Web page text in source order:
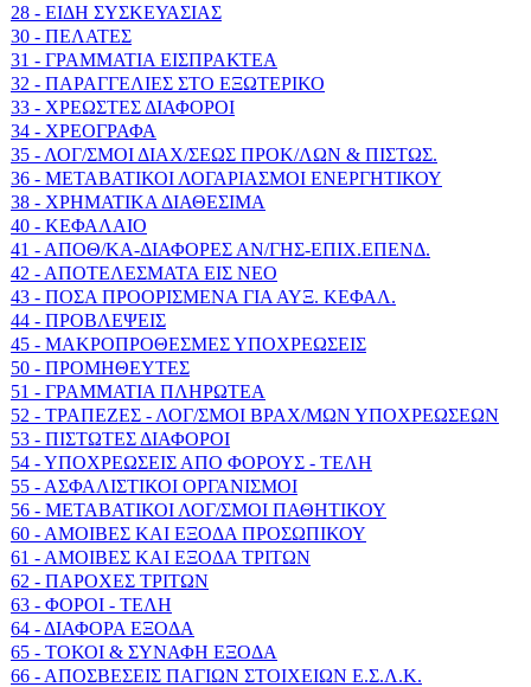
28 - ΕΙΔΗ ΣΥΣΚΕΥΑΣΙΑΣ
30 - ΠΕΛΑΤΕΣ
31 - ΓΡΑΜΜΑΤΙΑ ΕΙΣΠΡΑΚΤΕΑ
32 - ΠΑΡΑΓΓΕΛΙΕΣ ΣΤΟ ΕΞΩΤΕΡΙΚΟ
33 - ΧΡΕΩΣΤΕΣ ΔΙΑΦΟΡΟΙ
34 - ΧΡΕΟΓΡΑΦΑ
35 - ΛΟΓ/ΣΜΟΙ ΔΙΑΧ/ΣΕΩΣ ΠΡΟΚ/ΛΩΝ & ΠΙΣΤΩΣ.
36 - ΜΕΤΑΒΑΤΙΚΟΙ ΛΟΓΑΡΙΑΣΜΟΙ ΕΝΕΡΓΗΤΙΚΟΥ
38 - ΧΡΗΜΑΤΙΚΑ ΔΙΑΘΕΣΙΜΑ
40 - ΚΕΦΑΛΑΙΟ
41 - ΑΠΟΘ/ΚΑ-ΔΙΑΦΟΡΕΣ ΑΝ/ΓΗΣ-ΕΠΙΧ.ΕΠΕΝΔ.
42 - ΑΠΟΤΕΛΕΣΜΑΤΑ ΕΙΣ ΝΕΟ
43 - ΠΟΣΑ ΠΡΟΟΡΙΣΜΕΝΑ ΓΙΑ ΑΥΞ. ΚΕΦΑΛ.
44 - ΠΡΟΒΛΕΨΕΙΣ
45 - ΜΑΚΡΟΠΡΟΘΕΣΜΕΣ ΥΠΟΧΡΕΩΣΕΙΣ
50 - ΠΡΟΜΗΘΕΥΤΕΣ
51 - ΓΡΑΜΜΑΤΙΑ ΠΛΗΡΩΤΕΑ
52 - ΤΡΑΠΕΖΕΣ - ΛΟΓ/ΣΜΟΙ ΒΡΑΧ/ΜΩΝ ΥΠΟΧΡΕΩΣΕΩΝ
53 - ΠΙΣΤΩΤΕΣ ΔΙΑΦΟΡΟΙ
54 - ΥΠΟΧΡΕΩΣΕΙΣ ΑΠΟ ΦΟΡΟΥΣ - ΤΕΛΗ
55 - ΑΣΦΑΛΙΣΤΙΚΟΙ ΟΡΓΑΝΙΣΜΟΙ
56 - ΜΕΤΑΒΑΤΙΚΟΙ ΛΟΓ/ΣΜΟΙ ΠΑΘΗΤΙΚΟΥ
60 - ΑΜΟΙΒΕΣ ΚΑΙ ΕΞΟΔΑ ΠΡΟΣΩΠΙΚΟΥ
61 - ΑΜΟΙΒΕΣ ΚΑΙ ΕΞΟΔΑ ΤΡΙΤΩΝ
62 - ΠΑΡΟΧΕΣ ΤΡΙΤΩΝ
63 - ΦΟΡΟΙ - ΤΕΛΗ
64 - ΔΙΑΦΟΡΑ ΕΞΟΔΑ
65 - ΤΟΚΟΙ & ΣΥΝΑΦΗ ΕΞΟΔΑ
66 - ΑΠΟΣΒΕΣΕΙΣ ΠΑΓΙΩΝ ΣΤΟΙΧΕΙΩΝ Ε.Σ.Λ.Κ.